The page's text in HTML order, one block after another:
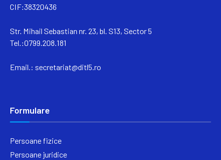
CIF:38320436
Str. Mihail Sebastian nr. 23, bl. S13, Sector 5
Tel.:0799.208.181
Email.: secretariat@ditl5.ro
Formulare
Persoane fizice
Persoane juridice